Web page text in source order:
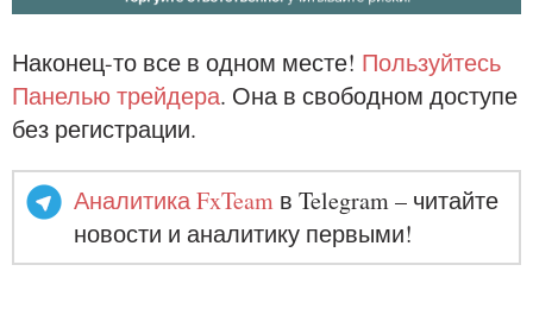
Наконец-то все в одном месте! Пользуйтесь
Панелью трейдера. Она в свободном доступе
без регистрации.
Аналитика FxTeam в Telegram – читайте
новости и аналитику первыми!